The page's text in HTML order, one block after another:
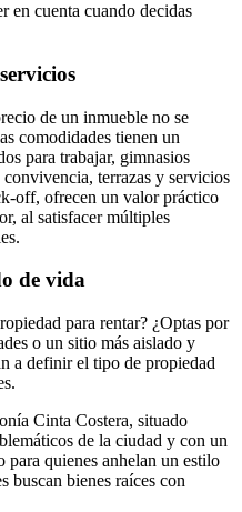
en cuenta cuando decidas
de un inmueble no se
comodidades tienen un
para trabajar, gimnasios
terrazas y servicios
off, ofrecen un valor práctico
al satisfacer múltiples
de vida
para rentar? ¿Optas por
o un sitio más aislado y
a definir el tipo de propiedad
Cinta Costera, situado
de la ciudad y con un
para quienes anhelan un estilo
buscan bienes raíces con